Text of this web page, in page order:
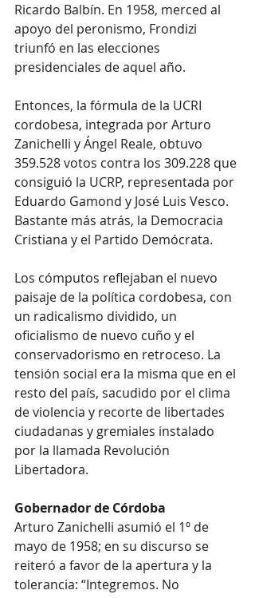
Ricardo Balbín. En 1958, merced al
apoyo del peronismo, Frondizi
triunfó en las elecciones
presidenciales de aquel año.
Entonces, la fórmula de la UCRI
cordobesa, integrada por Arturo
Zanichelli y Ángel Reale, obtuvo
359.528 votos contra los 309.228 que
consiguió la UCRP, representada por
Eduardo Gamond y José Luis Vesco.
Bastante más atrás, la Democracia
Cristiana y el Partido Demócrata.
Los cómputos reflejaban el nuevo
paisaje de la política cordobesa, con
un radicalismo dividido, un
oficialismo de nuevo cuño y el
conservadorismo en retroceso. La
tensión social era la misma que en el
resto del país, sacudido por el clima
de violencia y recorte de libertades
ciudadanas y gremiales instalado
por la llamada Revolución
Libertadora.
Gobernador de Córdoba
Arturo Zanichelli asumió el 1º de
mayo de 1958; en su discurso se
reiteró a favor de la apertura y la
tolerancia: “Integremos. No